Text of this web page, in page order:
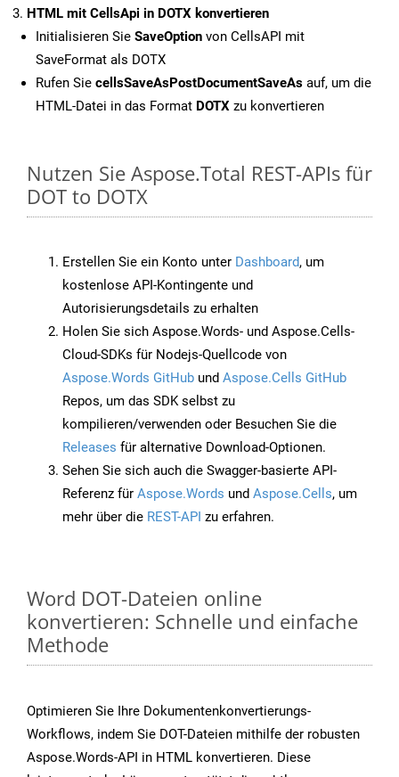
HTML mit CellsApi in DOTX konvertieren
Initialisieren Sie SaveOption von CellsAPI mit
SaveFormat als DOTX
Rufen Sie cellsSaveAsPostDocumentSaveAs auf, um die
HTML-Datei in das Format DOTX zu konvertieren
Nutzen Sie Aspose.Total REST-APIs für
DOT to DOTX
Erstellen Sie ein Konto unter Dashboard, um
kostenlose API-Kontingente und
Autorisierungsdetails zu erhalten
Holen Sie sich Aspose.Words- und Aspose.Cells-
Cloud-SDKs für Nodejs-Quellcode von
Aspose.Words GitHub und Aspose.Cells GitHub
Repos, um das SDK selbst zu
kompilieren/verwenden oder Besuchen Sie die
Releases für alternative Download-Optionen.
Sehen Sie sich auch die Swagger-basierte API-
Referenz für Aspose.Words und Aspose.Cells, um
mehr über die REST-API zu erfahren.
Word DOT-Dateien online
konvertieren: Schnelle und einfache
Methode
Optimieren Sie Ihre Dokumentenkonvertierungs-
Workflows, indem Sie DOT-Dateien mithilfe der robusten
Aspose.Words-API in HTML konvertieren. Diese